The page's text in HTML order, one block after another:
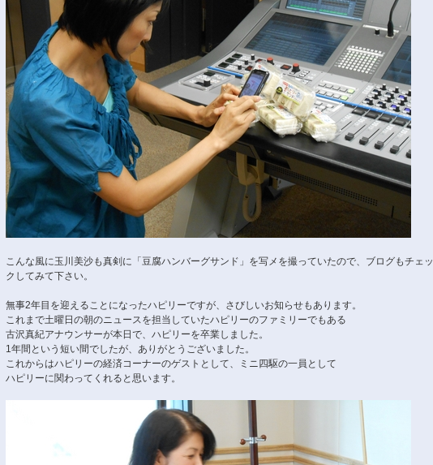
こんな風に玉川美沙も真剣に「豆腐ハンバーグサンド」を写メを撮っていたので、ブログもチェッ
クしてみて下さい。
無事2年目を迎えることになったハピリーですが、さびしいお知らせもあります。
これまで土曜日の朝のニュースを担当していたハピリーのファミリーでもある
古沢真紀アナウンサーが本日で、ハピリーを卒業しました。
1年間という短い間でしたが、ありがとうございました。
これからはハピリーの経済コーナーのゲストとして、ミニ四駆の一員として
ハピリーに関わってくれると思います。